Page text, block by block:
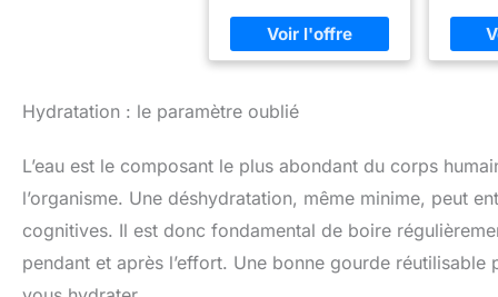
CONFORT D’UTILISATION
MAXIMAL: fabriqué en
verre trempé antirayures
(17.5x22.5cm) facile à
les tailles de contenants
conçue pour réaliser des
préparations et des
capacité de 5kg est idéale
oz,
les
peser
encore
précis
Hydratation : le paramètre oublié
L’eau est le composant le plus abondant du corps
l’organisme. Une déshydratation, même minime, peut
cognitives. Il est donc fondamental de boire
pendant et après l’effort. Une bonne gourde